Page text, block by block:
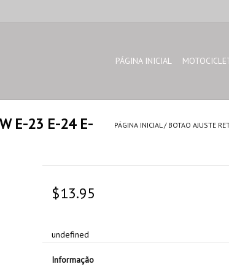
PÁGINA INICIAL
E-23 E-24 E-
PÁGINA INICIAL/ BOTAO AJUSTE
$13.95
undefined
Informação